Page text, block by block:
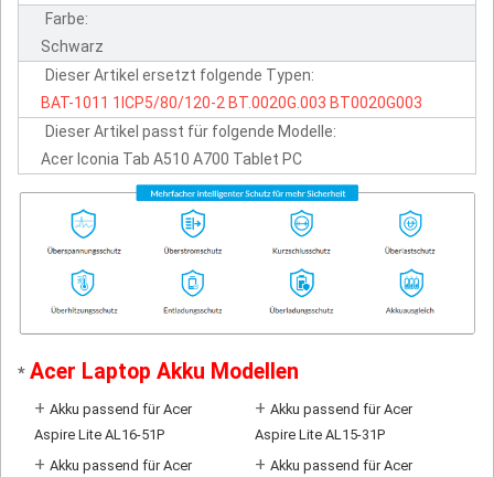
Farbe:
Schwarz
Dieser Artikel ersetzt folgende Typen:
BAT-1011 1ICP5/80/120-2 BT.0020G.003 BT0020G003
Dieser Artikel passt für folgende Modelle:
Acer Iconia Tab A510 A700 Tablet PC
* Acer Laptop Akku Modellen
+ Akku passend für Acer
Aspire Lite AL16-51P
+ Akku passend für Acer
Aspire Lite AL15-31P
+ Akku passend für Acer + Akku passend für Acer